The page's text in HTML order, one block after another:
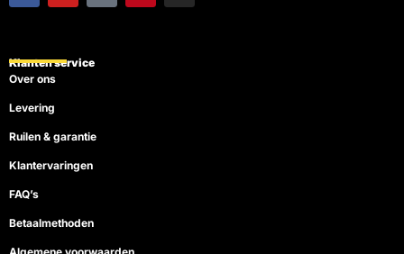
c
o
o
u
b
k
n
s
Klanten service
Over ons
Levering
Ruilen & garantie
Klantervaringen
FAQ’s
Betaalmethoden